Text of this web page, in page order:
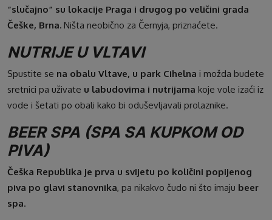
“slučajno” su lokacije Praga i drugog po veličini grada
Češke, Brna. Ništa neobično za Černyja, priznaćete.
NUTRIJE U VLTAVI
Spustite se na obalu Vltave, u park Cihelna i možda budete
sretnici pa uživate u labudovima i nutrijama koje vole izaći iz
vode i šetati po obali kako bi oduševljavali prolaznike.
BEER SPA (SPA SA KUPKOM OD
PIVA)
Češka Republika je prva u svijetu po količini popijenog
piva po glavi stanovnika, pa nikakvo čudo ni što imaju beer
spa.